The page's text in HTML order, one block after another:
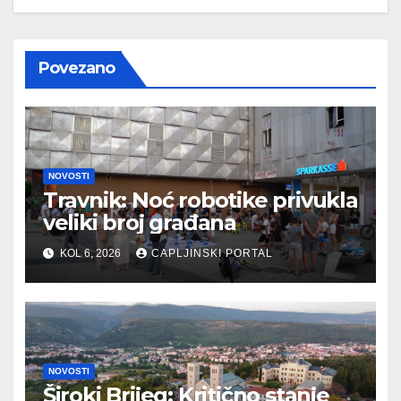
Povezano
NOVOSTI
Travnik: Noć robotike privukla
veliki broj građana
KOL 6, 2026 CAPLJINSKI PORTAL
NOVOSTI
Široki Brijeg: Kritično stanje